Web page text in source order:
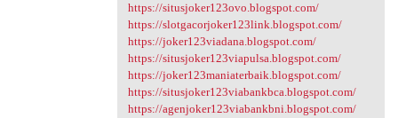
https://situsjoker123ovo.blogspot.com/
https://slotgacorjoker123link.blogspot.com/
https://joker123viadana.blogspot.com/
https://situsjoker123viapulsa.blogspot.com/
https://joker123maniaterbaik.blogspot.com/
https://situsjoker123viabankbca.blogspot.com/
https://agenjoker123viabankbni.blogspot.com/